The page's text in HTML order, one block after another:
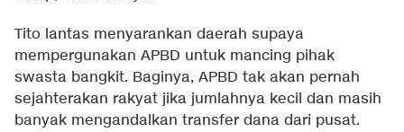
Tito lantas menyarankan daerah supaya
mempergunakan APBD untuk mancing pihak
swasta bangkit. Baginya, APBD tak akan pernah
sejahterakan rakyat jika jumlahnya kecil dan masih
banyak mengandalkan transfer dana dari pusat.